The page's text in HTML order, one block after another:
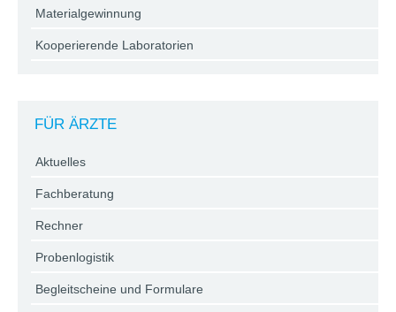
Materialgewinnung
Kooperierende Laboratorien
FÜR ÄRZTE
Aktuelles
Fachberatung
Rechner
Probenlogistik
Begleitscheine und Formulare